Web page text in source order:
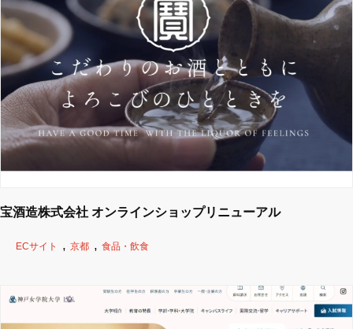
宝酒造株式会社 オンラインショップリニューアル
ECサイト 京都 食品・飲食